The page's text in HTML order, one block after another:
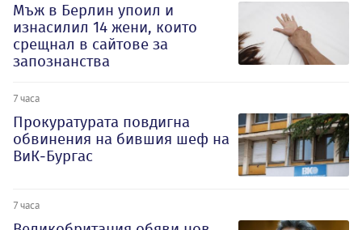
Мъж в Берлин упоил и
изнасилил 14 жени, които
срещнал в сайтове за
запознанства
7 часа
Прокуратурата повдигна
обвинения на бившия шеф на
ВиК-Бургас
7 часа